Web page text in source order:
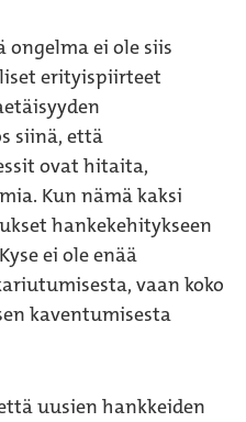
ei ole siis
erityispiirteet
siinä, että
ovat hitaita,
Kun nämä kaksi
hankekehitykseen
ei ole enää
vaan koko
kaventumisesta
uusien hankkeiden